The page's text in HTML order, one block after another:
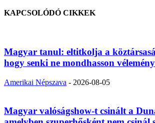
KAPCSOLÓDÓ CIKKEK
Magyar tanul: eltitkolja a
hogy senki ne mondhasson
Amerikai Népszava - 2026-08-05
Magyar valóságshow-t csinált a